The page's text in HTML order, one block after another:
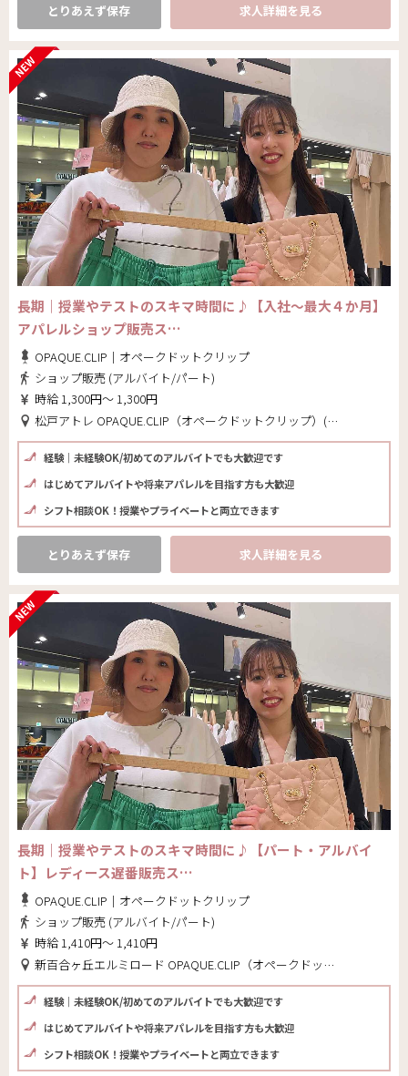
とりあえず保存 求人詳細を見る
長期｜授業やテストのスキマ時間に♪【入社～最大４か月】
アパレルショップ販売ス…
OPAQUE.CLIP｜オペークドットクリップ
ショップ販売 (アルバイト/パート)
時給 1,300円～ 1,300円
松戸アトレ OPAQUE.CLIP（オペークドットクリップ）(千葉県 松戸市)
経験｜未経験OK/初めてのアルバイトでも大歓迎です
はじめてアルバイトや将来アパレルを目指す方も大歓迎
シフト相談OK！授業やプライベートと両立できます
とりあえず保存 求人詳細を見る
長期｜授業やテストのスキマ時間に♪【パート・アルバイ
ト】レディース遅番販売ス…
OPAQUE.CLIP｜オペークドットクリップ
ショップ販売 (アルバイト/パート)
時給 1,410円～ 1,410円
新百合ヶ丘エルミロード OPAQUE.CLIP（オペークドットクリップ）(神奈川県 川崎市麻生区)
経験｜未経験OK/初めてのアルバイトでも大歓迎です
はじめてアルバイトや将来アパレルを目指す方も大歓迎
シフト相談OK！授業やプライベートと両立できます